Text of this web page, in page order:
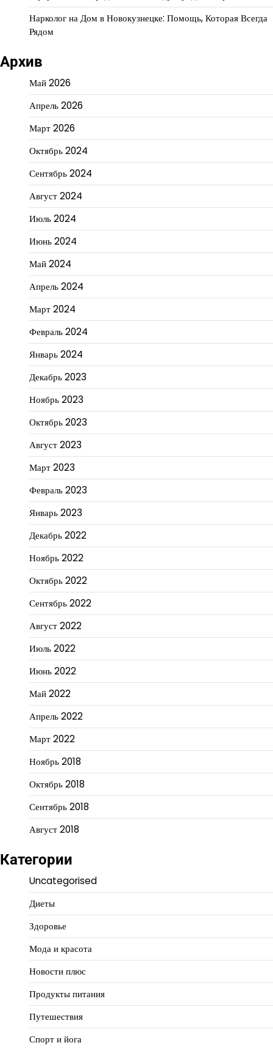
Нарколог на Дом в Новокузнецке: Помощь, Которая Всегда
Рядом
Архив
Май 2026
Апрель 2026
Март 2026
Октябрь 2024
Сентябрь 2024
Август 2024
Июль 2024
Июнь 2024
Май 2024
Апрель 2024
Март 2024
Февраль 2024
Январь 2024
Декабрь 2023
Ноябрь 2023
Октябрь 2023
Август 2023
Март 2023
Февраль 2023
Январь 2023
Декабрь 2022
Ноябрь 2022
Октябрь 2022
Сентябрь 2022
Август 2022
Июль 2022
Июнь 2022
Май 2022
Апрель 2022
Март 2022
Ноябрь 2018
Октябрь 2018
Сентябрь 2018
Август 2018
Категории
Uncategorised
Диеты
Здоровье
Мода и красота
Новости плюс
Продукты питания
Путешествия
Спорт и йога